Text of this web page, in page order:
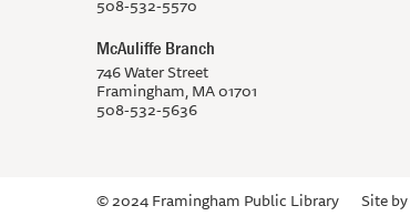
508-532-5570
McAuliffe Branch
746 Water Street
Framingham, MA 01701
508-532-5636
© 2024 Framingham Public Library Site by